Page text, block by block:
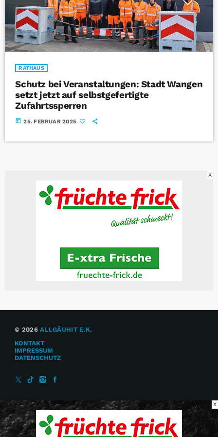
RATHAUS
Schutz bei Veranstaltungen: Stadt Wangen
setzt jetzt auf selbstgefertigte
Zufahrtssperren
today 25. FEBRUAR 2025
X
© 2026ALLGÄUHIT E.K.
KONTAKT
IMPRESSUM
DATENSCHUTZ
X